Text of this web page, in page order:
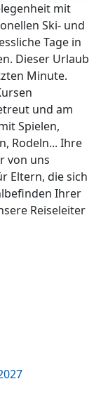
mit
Ski- und
Tage in
Dieser Urlaub
Minute.
und am
Spielen,
Rodeln... Ihre
von uns
Eltern, die sich
Ihrer
Reiseleiter